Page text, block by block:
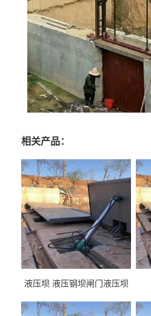
相关产品：
液压坝 液压钢坝闸门液压坝